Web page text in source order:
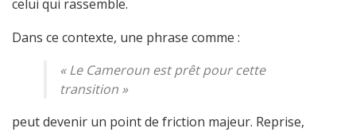
celui qui rassemble.
Dans ce contexte, une phrase comme :
«Le Cameroun est prêt pour cette
transition »
peut devenir un point de friction majeur. Reprise,